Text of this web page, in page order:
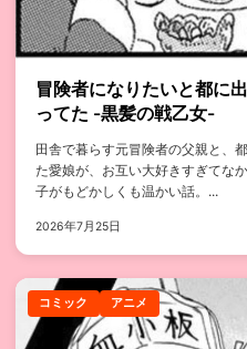
冒険者になりたいと都に
ってた -黒髪の戦乙女-
田舎で暮らす元冒険者の父親と、
た愛娘が、お互い大好きすぎてな
子がもどかしくも温かい話。...
2026年7月25日
コミック アニメ